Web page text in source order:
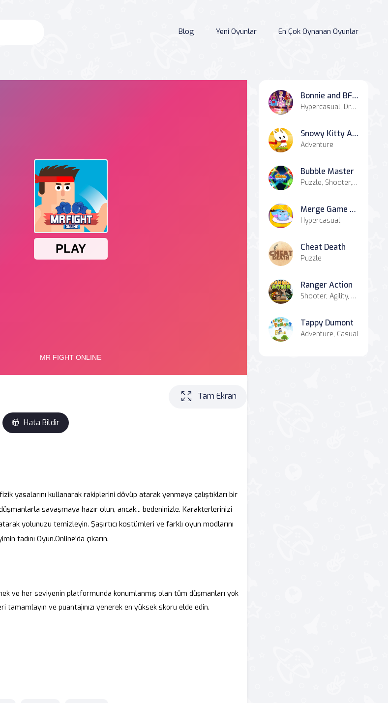
Blog Yeni Oyunlar En Çok Oynanan Oyunlar
Hata Bildir
Tam Ekran
yasalarını kullanarak rakiplerini dövüp atarak yenmeye çalıştıkları bir
savaşmaya hazır olun, ancak... bedeninizle. Karakterlerinizi
yolunuzu temizleyin. Şaşırtıcı kostümleri ve farklı oyun modlarını
tadını Oyun.Online'da çıkarın.
ve her seviyenin platformunda konumlanmış olan tüm düşmanları yok
ve puantajınızı yenerek en yüksek skoru elde edin.
Bonnie and BFFs Valentine Day Party
Hypercasual, Dress-up
Snowy Kitty Adventure
Adventure
Bubble Master
Puzzle, Shooter, Casual, Match-3
Merge Game Coffee Shop
Hypercasual
Cheat Death
Puzzle
Ranger Action
Shooter, Agility, Battle
Tappy Dumont
Adventure, Casual